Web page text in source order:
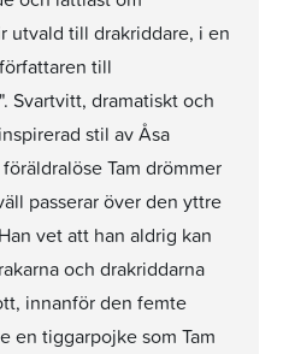
utvald till drakriddare, i en
till
Svartvitt, dramatiskt och
stil av Åsa
Tam drömmer
passerar över den yttre
vet att han aldrig kan
och drakriddarna
innanför den femte
en tiggarpojke som Tam